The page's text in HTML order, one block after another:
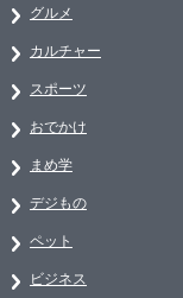
グルメ
カルチャー
スポーツ
おでかけ
まめ学
デジもの
ペット
ビジネス